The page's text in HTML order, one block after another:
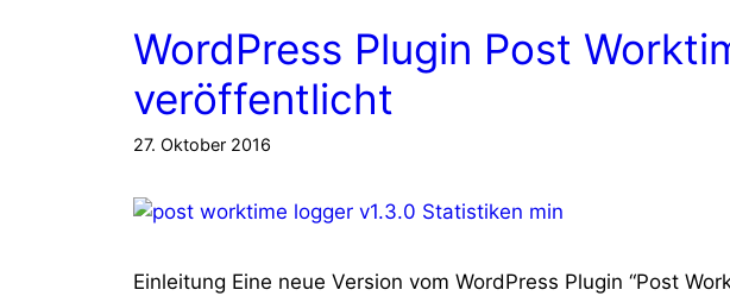
WordPress Plugin Post
veröffentlicht
27. Oktober 2016
Einleitung Eine neue Version vom WordPress Plugin “Post